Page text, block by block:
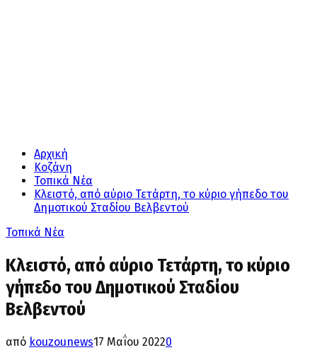
Αρχική
Κοζάνη
Τοπικά Νέα
Κλειστό, από αύριο Τετάρτη, το κύριο γήπεδο του
Δημοτικού Σταδίου Βελβεντού
Τοπικά Νέα
Κλειστό, από αύριο Τετάρτη, το κύριο
γήπεδο του Δημοτικού Σταδίου
Βελβεντού
από kouzounews17 Μαΐου 20220